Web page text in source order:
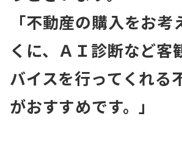
「不動産の購入をお考
くに、ＡＩ診断など客
バイスを行ってくれる
がおすすめです。」